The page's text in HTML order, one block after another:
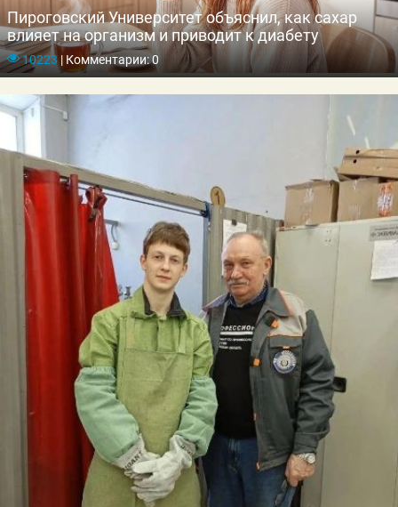
Пироговский Университет объяснил, как сахар
влияет на организм и приводит к диабету
10223|Комментарии: 0